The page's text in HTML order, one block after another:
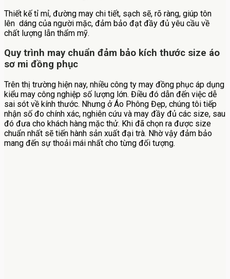
Thiết kế tỉ mỉ, đường may chi tiết, sạch sẽ, rõ ràng, giúp tôn
lên dáng của người mặc, đảm bảo đạt đầy đủ yêu cầu về
chất lượng lẫn thẩm mỹ.
Quy trình may chuẩn đảm bảo kích thước size áo
sơ mi đồng phục
Trên thị trường hiện nay, nhiều công ty may đồng phục áp dụng
kiểu may công nghiệp số lượng lớn. Điều đó dẫn đến việc dễ
sai sót về kính thước. Nhưng ở Áo Phông Đẹp, chúng tôi tiếp
nhận số đo chính xác, nghiên cứu và may đầy đủ các size, sau
đó đưa cho khách hàng mặc thử. Khi đã chọn ra được size
chuẩn nhất sẽ tiến hành sản xuất đại trà. Nhờ vậy đảm bảo
mang đến sự thoải mái nhất cho từng đối tượng.